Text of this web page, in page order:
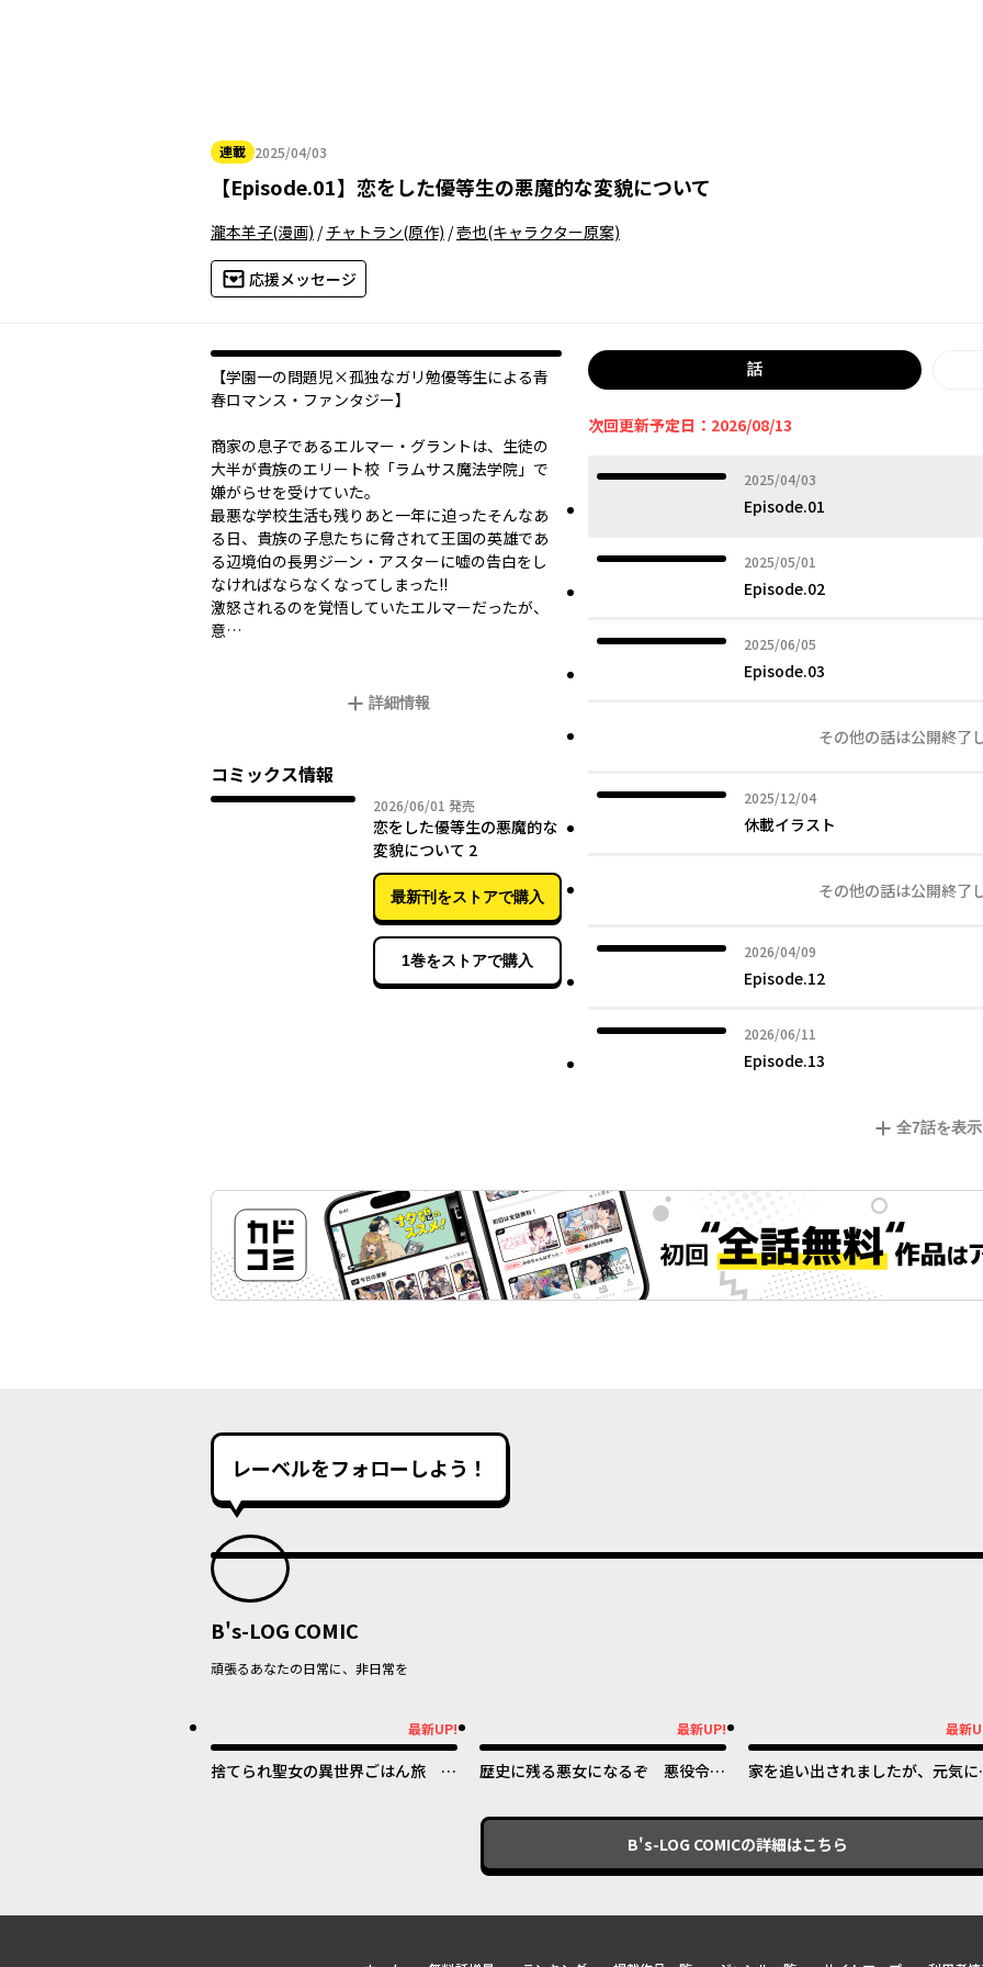
連載 2025/04/03
2025年04月03日
【Episode.01】 恋をした優等生の悪魔的な変貌について
瀧本羊子(漫画) /チャトラン(原作) /壱也(キャラクター原案)
応援メッセージ
【学園一の問題児×孤独なガリ勉優等生による青
春ロマンス・ファンタジー】
商家の息子であるエルマー・グラントは、生徒の
大半が貴族のエリート校「ラムサス魔法学院」で
嫌がらせを受けていた。
最悪な学校生活も残りあと一年に迫ったそんなあ
る日、貴族の子息たちに脅されて王国の英雄であ
る辺境伯の長男ジーン・アスターに嘘の告白をし
なければならなくなってしまった!!
激怒されるのを覚悟していたエルマーだったが、
意…
詳細情報
コミックス情報
2026/06/01 2026年06月01日
発売
恋をした優等生の悪魔的な
変貌について 2
最新刊をストアで購入
1巻をストアで購入
話
次回更新予定日：2026/08/13
2025/04/03
2025年04月03日
Episode.01
2025/05/01
2025年05月01日
Episode.02
2025/06/05
2025年06月05日
Episode.03
その他の話は公開終了
2025/12/04
2025年12月04日
休載イラスト
その他の話は公開終了
2026/04/09
2026年04月09日
Episode.12
2026/06/11
2026年06月11日
Episode.13
全7話を表示
レーベルをフォローしよう！
B's-LOG COMIC
頑張るあなたの日常に、非日常を
最新UP!
捨てられ聖女の異世界ごはん旅 隠
最新UP!
歴史に残る悪女になるぞ 悪役令嬢
うです！
最新
家を追い出されましたが、元気に
知識で快適便利なセカンドライフ
~
B's-LOG COMICの詳細はこちら